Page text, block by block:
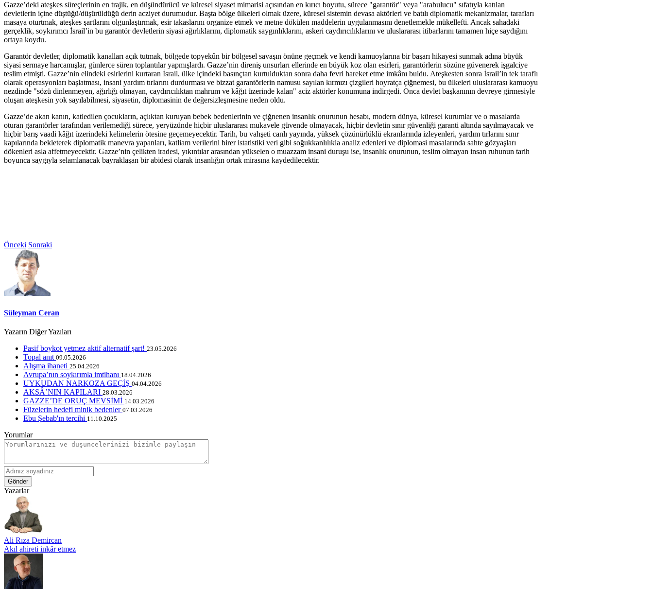
Gazze’deki ateşkes süreçlerinin en trajik, en düşündürücü ve küresel siyaset mimarisi açısından en kırıcı boyutu, sürece "garantör" veya "arabulucu" sıfatıyla katılan
devletlerin içine düştüğü/düşürüldüğü derin acziyet durumudur. Başta bölge ülkeleri olmak üzere, küresel sistemin devasa aktörleri ve batılı diplomatik mekanizmalar, tarafları
masaya oturtmak, ateşkes şartlarını olgunlaştırmak, esir takaslarını organize etmek ve metne dökülen maddelerin uygulanmasını denetlemekle mükellefti. Ancak sahadaki
gerçeklik, soykırımcı İsrail’in bu garantör devletlerin siyasi ağırlıklarını, diplomatik saygınlıklarını, askeri caydırıcılıklarını ve uluslararası itibarlarını tamamen hiçe saydığını
ortaya koydu.
Garantör devletler, diplomatik kanalları açık tutmak, bölgede topyekûn bir bölgesel savaşın önüne geçmek ve kendi kamuoylarına bir başarı hikayesi sunmak adına büyük
siyasi sermaye harcamışlar, günlerce süren toplantılar yapmışlardı. Gazze’nin direniş unsurları ellerinde en büyük koz olan esirleri, garantörlerin sözüne güvenerek işgalciye
teslim etmişti. Gazze’nin elindeki esirlerini kurtaran İsrail, ülke içindeki basınçtan kurtulduktan sonra daha fevri hareket etme imkânı buldu. Ateşkesten sonra İsrail’in tek taraflı
olarak operasyonları başlatması, insani yardım tırlarını durdurması ve bizzat garantörlerin namusu sayılan kırmızı çizgileri hoyratça çiğnemesi, bu ülkeleri uluslararası kamuoyu
nezdinde "sözü dinlenmeyen, ağırlığı olmayan, caydırıcılıktan mahrum ve kâğıt üzerinde kalan" aciz aktörler konumuna indirgedi. Onca devlet başkanının devreye girmesiyle
oluşan ateşkesin yok sayılabilmesi, siyasetin, diplomasinin de değersizleşmesine neden oldu.
Gazze’de akan kanın, katledilen çocukların, açlıktan kuruyan bebek bedenlerinin ve çiğnenen insanlık onurunun hesabı, modern dünya, küresel kurumlar ve o masalarda
oturan garantörler tarafından verilemediği sürece, yeryüzünde hiçbir uluslararası mukavele güvende olmayacak, hiçbir devletin sınır güvenliği garanti altında sayılmayacak ve
hiçbir barış vaadi kâğıt üzerindeki kelimelerin ötesine geçemeyecektir. Tarih, bu vahşeti canlı yayında, yüksek çözünürlüklü ekranlarında izleyenleri, yardım tırlarını sınır
kapılarında bekleterek diplomatik manevra yapanları, katliam verilerini birer istatistiki veri gibi soğukkanlılıkla analiz edenleri ve diplomasi masalarında sahte gözyaşları
dökenleri asla affetmeyecektir. Gazze’nin çelikten iradesi, yıkıntılar arasından yükselen o muazzam insani duruşu ise, insanlık onurunun, teslim olmayan insan ruhunun tarih
boyunca saygıyla selamlanacak bayraklaşan bir abidesi olarak insanlığın ortak mirasına kaydedilecektir.
Önceki Sonraki
Süleyman Ceran
Yazarın Diğer Yazıları
Pasif boykot yetmez aktif alternatif şart! 23.05.2026
Topal anıt 09.05.2026
Alışma ihaneti 25.04.2026
Avrupa’nın soykırımla imtihanı 18.04.2026
UYKUDAN NARKOZA GEÇİŞ 04.04.2026
AKSÂ’NIN KAPILARI 28.03.2026
GAZZE’DE ORUÇ MEVSİMİ 14.03.2026
Füzelerin hedefi minik bedenler 07.03.2026
Ebu Şebab'ın tercihi 11.10.2025
Yorumlar
Gönder
Yazarlar
Ali Rıza Demircan
Akıl ahireti inkâr etmez